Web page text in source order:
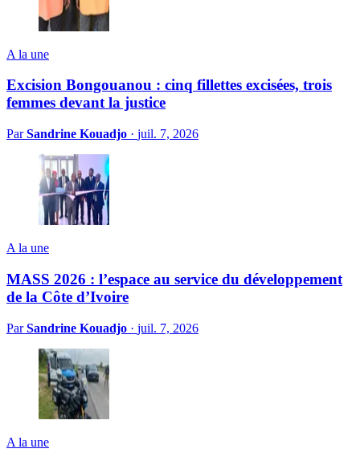
A la une
Excision Bongouanou : cinq fillettes excisées, trois
femmes devant la justice
ParSandrine Kouadjo · juil. 7, 2026
A la une
MASS 2026 : l’espace au service du développement
de la Côte d’Ivoire
ParSandrine Kouadjo · juil. 7, 2026
A la une